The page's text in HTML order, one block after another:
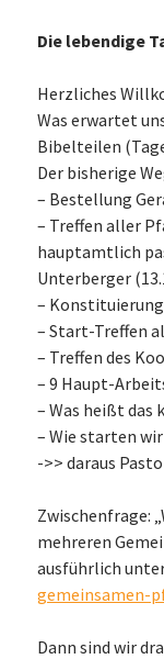
Die lebendige
Herzliches
Was erwartet
Bibelteilen
Der bisherige
– Bestellung
– Treffen aller
hauptamtlich
Unterberger
–
– Start-Treffen
– Treffen des
– 9 Haupt-
– Was heißt das
– Wie starten
->> daraus
Zwischenfrage:
mehreren
ausführlich
gemeinsamen-
Dann sind wir